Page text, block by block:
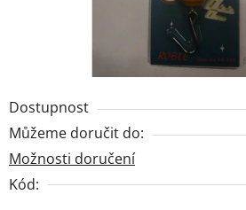
Dostupnost
Můžeme doručit do:
Možnosti doručení
Kód: